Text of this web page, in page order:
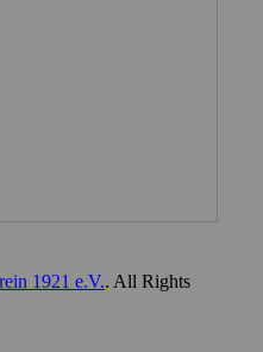
1921 e.V.. All Rights